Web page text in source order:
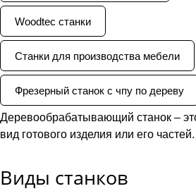
Woodtec станки
Станки для производства мебели
Фрезерный станок с чпу по дереву
Деревообрабатывающий станок –
вид готового изделия или его частей.
Виды станков